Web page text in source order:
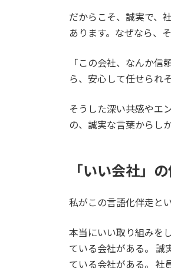
だからこそ、誠実で、
あります。なぜなら、
「この会社、なんか信
ら、安心して任せられ
そうした深い共感やエ
の、誠実な言葉からし
「いい会社」
私がこの言語化伴走と
本当にいい取り組みを
ている会社がある。 誠
ている会社がある。 社